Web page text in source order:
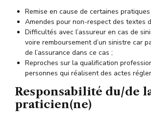
Remise en cause de certaines pratiques
Amendes pour non-respect des textes
Difficultés avec l’assureur en cas de
voire remboursement d’un sinistre car
de l’assurance dans ce cas ;
Reproches sur la qualification
personnes qui réalisent des actes
Responsabilité du/de
praticien(ne)